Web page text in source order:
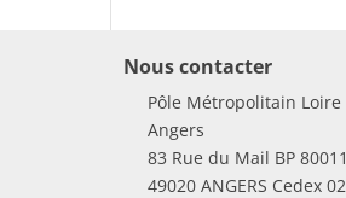
Nous contacter
Pôle Métropolitain Loire
Angers
83 Rue du Mail BP 80011
49020 ANGERS Cedex 02